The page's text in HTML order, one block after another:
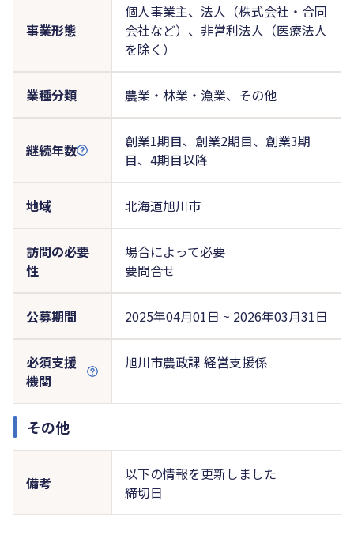
事業形態
個人事業主、法人（株式会社・合同
会社など）、非営利法人（医療法人
を除く）
業種分類 農業・林業・漁業、その他
継続年数
創業1期目、創業2期目、創業3期
目、4期目以降
地域 北海道旭川市
訪問の必要
性
場合によって必要
要問合せ
公募期間 2025年04月01日 ~ 2026年03月31日
必須支援
機関
旭川市農政課 経営支援係
その他
備考
以下の情報を更新しました
締切日